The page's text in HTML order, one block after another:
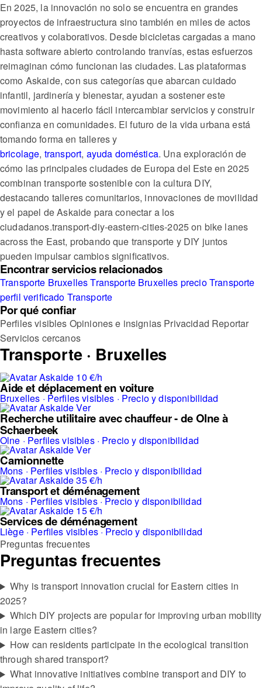
En 2025, la innovación no solo se encuentra en grandes
proyectos de infraestructura sino también en miles de actos
creativos y colaborativos. Desde bicicletas cargadas a mano
hasta software abierto controlando tranvías, estas esfuerzos
reimaginan cómo funcionan las ciudades. Las plataformas
como Askaide, con sus categorías que abarcan cuidado
infantil, jardinería y bienestar, ayudan a sostener este
movimiento al hacerlo fácil intercambiar servicios y construir
confianza en comunidades. El futuro de la vida urbana está
tomando forma en talleres y
bricolage, transport, ayuda doméstica. Una exploración de
cómo las principales ciudades de Europa del Este en 2025
combinan transporte sostenible con la cultura DIY,
destacando talleres comunitarios, innovaciones de movilidad
y el papel de Askaide para conectar a los
ciudadanos.transport-diy-eastern-cities-2025 on bike lanes
across the East, probando que transporte y DIY juntos
pueden impulsar cambios significativos.
Encontrar servicios relacionados
Transporte BruxellesTransporte Bruxelles precio Transporte
perfil verificado Transporte
Por qué confiar
Perfiles visibles Opiniones e insignias Privacidad Reportar
Servicios cercanos
Transporte · Bruxelles
10 €/h
Aide et déplacement en voiture
Bruxelles · Perfiles visibles · Precio y disponibilidad
Ver
Recherche utilitaire avec chauffeur - de Olne à
Schaerbeek
Olne · Perfiles visibles · Precio y disponibilidad
Ver
Camionnette
Mons · Perfiles visibles · Precio y disponibilidad
35 €/h
Transport et déménagement
Mons · Perfiles visibles · Precio y disponibilidad
15 €/h
Services de déménagement
Liège · Perfiles visibles · Precio y disponibilidad
Preguntas frecuentes
Preguntas frecuentes
Why is transport innovation crucial for Eastern cities in
2025?
Which DIY projects are popular for improving urban mobility
in large Eastern cities?
How can residents participate in the ecological transition
through shared transport?
What innovative initiatives combine transport and DIY to